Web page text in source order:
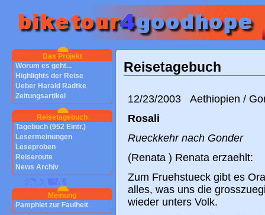
Das Projekt
Worum es geht...
Highlights der Reise
Ueber Harald Radtke
Zeitungsartikel
Reisetagebuch
Tagebuch (952 Eintr.)
Lesermeinungen
Leseproben
Reiseroute
News Archiv
Meinung
Pamphlet zur Faulheit
Reisetagebuch
12/23/2003 Aethiopien /
Rosali
Rueckkehr nach Gonder
(Renata ) Renata erzaehlt:
Zum Fruehstueck gibt es
alles, was uns die
wieder unters Volk.